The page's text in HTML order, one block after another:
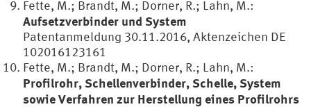
Fette, M.; Brandt, M.; Dorner, R.; Lahn, M.:
Aufsetzverbinder und System
Patentanmeldung 30.11.2016, Aktenzeichen DE
102016123161
Fette, M.; Brandt, M.; Dorner, R.; Lahn, M.:
Profilrohr, Schellenverbinder, Schelle, System
sowie Verfahren zur Herstellung eines Profilrohrs